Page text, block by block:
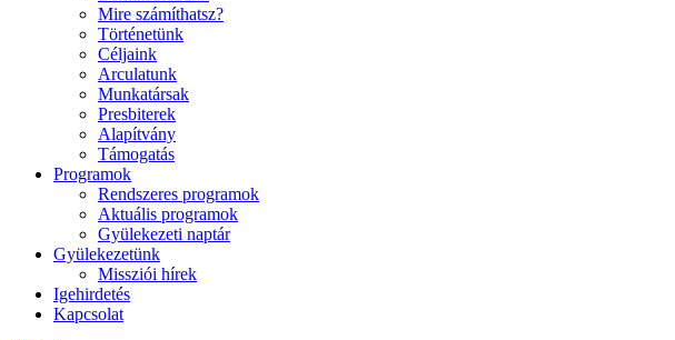
Mire számíthatsz?
Történetünk
Céljaink
Arculatunk
Munkatársak
Presbiterek
Alapítvány
Támogatás
Programok
Rendszeres programok
Aktuális programok
Gyülekezeti naptár
Gyülekezetünk
Missziói hírek
Igehirdetés
Kapcsolat